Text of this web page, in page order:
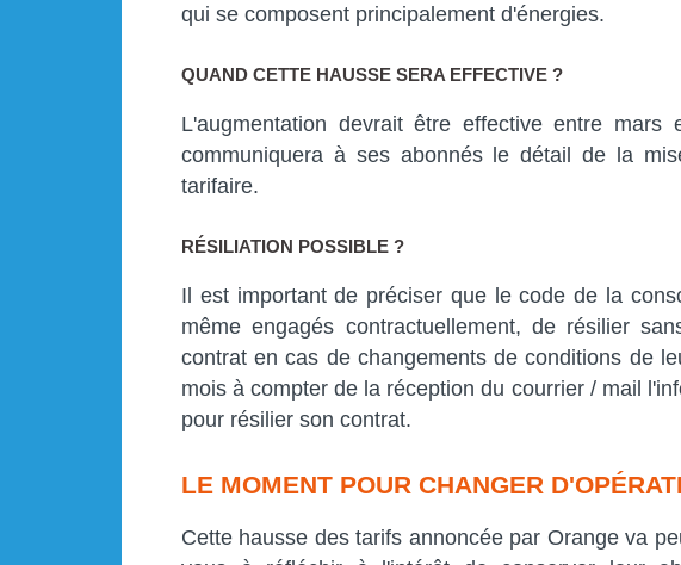
qui se composent principalement d'énergies.
QUAND CETTE HAUSSE SERA EFFECTIVE ?
L'augmentation devrait être effective entre mars
communiquera à ses abonnés le détail de la
tarifaire.
RÉSILIATION POSSIBLE ?
Il est important de préciser que le code de la
même engagés contractuellement, de résilier
contrat en cas de changements de conditions de
mois à compter de la réception du courrier / mail
pour résilier son contrat.
LE MOMENT POUR CHANGER
Cette hausse des tarifs annoncée par Orange va